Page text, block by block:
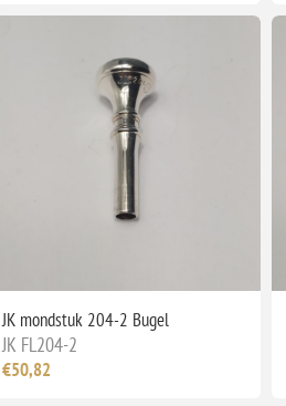
JK mondstuk 204-2 Bugel
JK FL204-2
€50,82